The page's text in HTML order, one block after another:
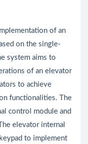
of an
on the single-
system aims to
of an elevator
to achieve
functionalities. The
control module and
elevator internal
to implement